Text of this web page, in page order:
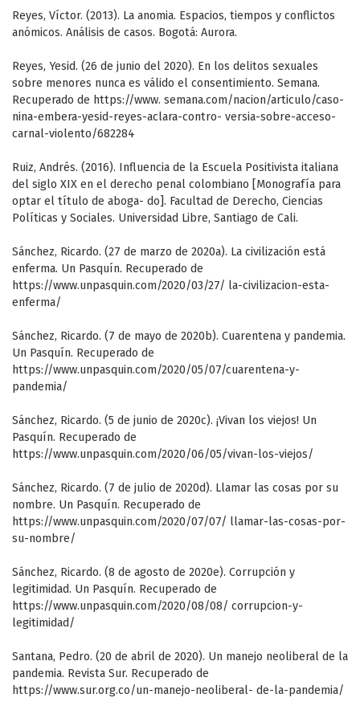
Reyes, Víctor. (2013). La anomia. Espacios, tiempos y conflictos
anómicos. Análisis de casos. Bogotá: Aurora.
Reyes, Yesid. (26 de junio del 2020). En los delitos sexuales
sobre menores nunca es válido el consentimiento. Semana.
Recuperado de https://www. semana.com/nacion/articulo/caso-
nina-embera-yesid-reyes-aclara-contro- versia-sobre-acceso-
carnal-violento/682284
Ruiz, Andrés. (2016). Influencia de la Escuela Positivista italiana
del siglo XIX en el derecho penal colombiano [Monografía para
optar el título de aboga- do]. Facultad de Derecho, Ciencias
Políticas y Sociales. Universidad Libre, Santiago de Cali.
Sánchez, Ricardo. (27 de marzo de 2020a). La civilización está
enferma. Un Pasquín. Recuperado de
https://www.unpasquin.com/2020/03/27/ la-civilizacion-esta-
enferma/
Sánchez, Ricardo. (7 de mayo de 2020b). Cuarentena y pandemia.
Un Pasquín. Recuperado de
https://www.unpasquin.com/2020/05/07/cuarentena-y-
pandemia/
Sánchez, Ricardo. (5 de junio de 2020c). ¡Vivan los viejos! Un
Pasquín. Recuperado de
https://www.unpasquin.com/2020/06/05/vivan-los-viejos/
Sánchez, Ricardo. (7 de julio de 2020d). Llamar las cosas por su
nombre. Un Pasquín. Recuperado de
https://www.unpasquin.com/2020/07/07/ llamar-las-cosas-por-
su-nombre/
Sánchez, Ricardo. (8 de agosto de 2020e). Corrupción y
legitimidad. Un Pasquín. Recuperado de
https://www.unpasquin.com/2020/08/08/ corrupcion-y-
legitimidad/
Santana, Pedro. (20 de abril de 2020). Un manejo neoliberal de la
pandemia. Revista Sur. Recuperado de
https://www.sur.org.co/un-manejo-neoliberal- de-la-pandemia/